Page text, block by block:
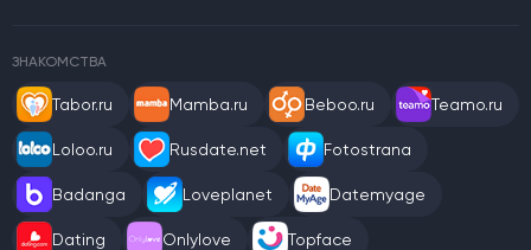
ЗНАКОМСТВА
Tabor.ru Mamba.ru Beboo.ru Teamo.ru
Loloo.ru Rusdate.net Fotostrana
Badanga Loveplanet Datemyage
Dating Onlylove Topface